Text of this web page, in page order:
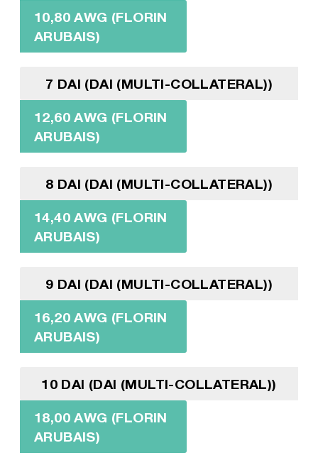
10,80 AWG (FLORIN
ARUBAIS)
7 DAI (DAI (MULTI-COLLATERAL))
12,60 AWG (FLORIN
ARUBAIS)
8 DAI (DAI (MULTI-COLLATERAL))
14,40 AWG (FLORIN
ARUBAIS)
9 DAI (DAI (MULTI-COLLATERAL))
16,20 AWG (FLORIN
ARUBAIS)
10 DAI (DAI (MULTI-COLLATERAL))
18,00 AWG (FLORIN
ARUBAIS)